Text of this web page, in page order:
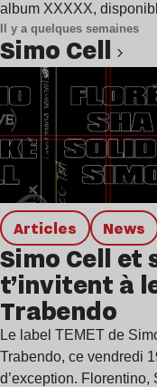
album XXXXX,
Il y a quelques semaines
Simo Cell
Articles news
Simo Cell et
t’invitent à
Trabendo
Le label TEMET de
Trabendo, ce vendredi
d’exception.